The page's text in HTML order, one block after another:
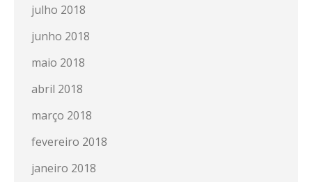
julho 2018
junho 2018
maio 2018
abril 2018
março 2018
fevereiro 2018
janeiro 2018